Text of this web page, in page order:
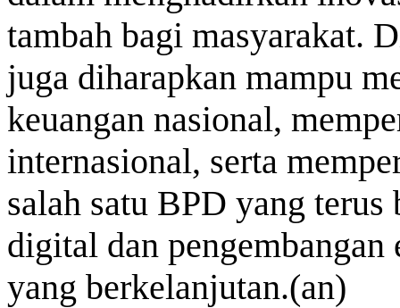
tambah bagi masyarakat.
juga diharapkan mampu
keuangan nasional,
internasional, serta
salah satu BPD yang
digital dan
yang berkelanjutan.(an)